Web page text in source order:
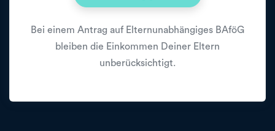
Bei einem Antrag auf Elternunabhängiges BAföG
bleiben die Einkommen Deiner Eltern
unberücksichtigt.